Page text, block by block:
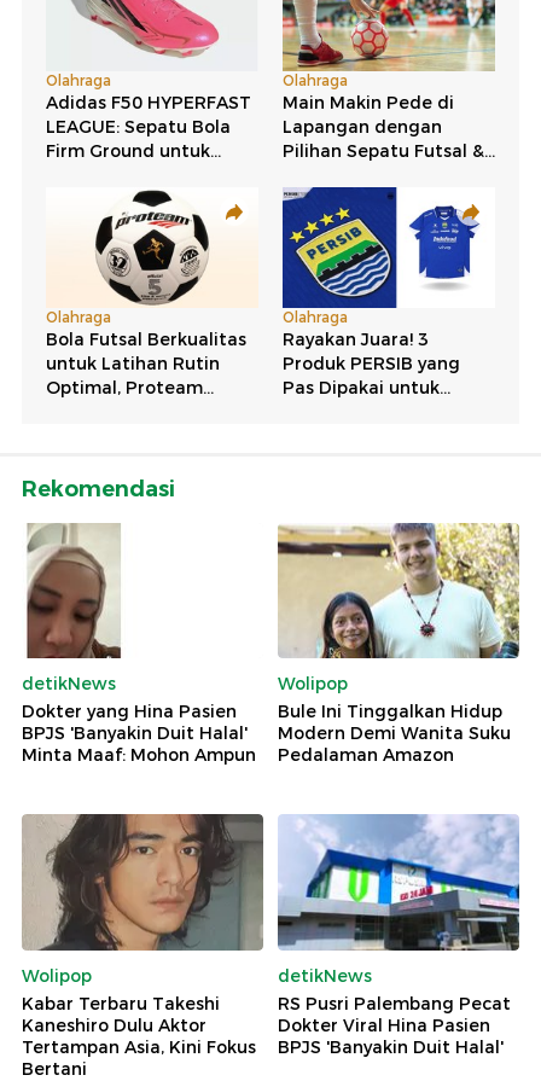
Rekomendasi
detikNews
Dokter yang Hina Pasien
BPJS 'Banyakin Duit Halal'
Minta Maaf: Mohon Ampun
Wolipop
Bule Ini Tinggalkan Hidup
Modern Demi Wanita Suku
Pedalaman Amazon
Wolipop
Kabar Terbaru Takeshi
Kaneshiro Dulu Aktor
Tertampan Asia, Kini Fokus
Bertani
detikNews
RS Pusri Palembang Pecat
Dokter Viral Hina Pasien
BPJS 'Banyakin Duit Halal'